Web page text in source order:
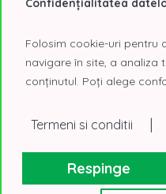
flexible in zona
Afi Tech Park 2 este
proiectului Afi Tech
Confidențialitatea
Folosim cookie-uri pentru
navigare în site, a analiza
conținutul. Poți alege
Termeni si conditii |
Respinge